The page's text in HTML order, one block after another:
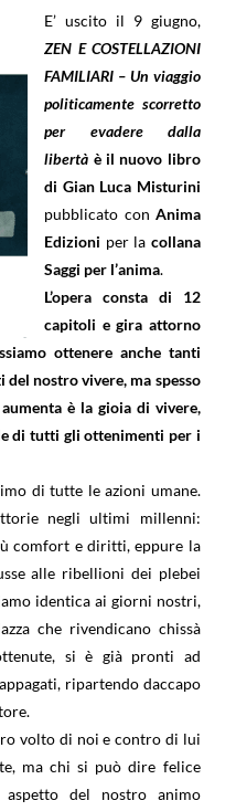
E’ uscito il 9 giugno,
ZEN E COSTELLAZIONI
FAMILIARI – Un viaggio
politicamente scorretto
per evadere dalla
libertà è il nuovo libro
di Gian Luca Misturini
pubblicato con Anima
Edizioni per la collana
Saggi per l’anima.
L’opera consta di 12
capitoli e gira attorno
ottenere anche tanti
nostro vivere, ma spesso
è la gioia di vivere,
di tutti gli ottenimenti per i
di tutte le azioni umane.
negli ultimi millenni:
comfort e diritti, eppure la
alle ribellioni dei plebei
identica ai giorni nostri,
che rivendicano chissà
si è già pronti ad
ripartendo daccapo
volto di noi e contro di lui
ma chi si può dire felice
del nostro animo